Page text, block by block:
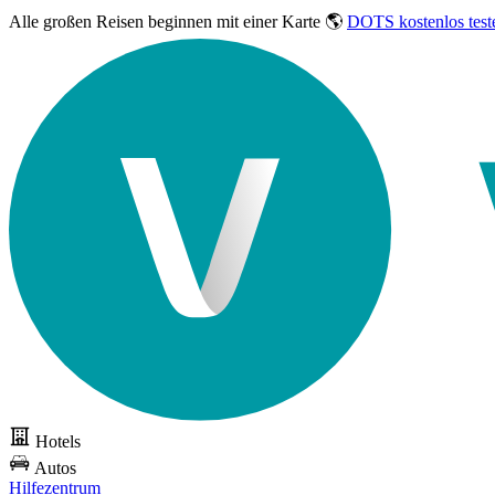
Alle großen Reisen beginnen mit einer Karte 🌎 DOTS kostenlos
Hotels
Autos
Hilfezentrum